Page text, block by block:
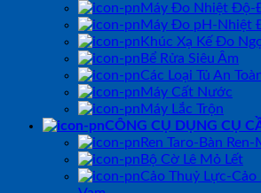
Máy Đo Nhiệt Độ-
Máy Đo pH-Nhiệt
Khúc Xạ Kế Đo
Bể Rửa Siêu Âm
Các Loại Tủ An
Máy Cất Nước
Máy Lắc Trộn
CÔNG CỤ DỤNG CỤ
Ren Taro-Bàn Ren-
Bộ Cờ Lê Mỏ Lết
Cảo Thuỷ Lực-